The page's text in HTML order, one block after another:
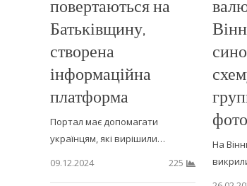
повертаються на
Батьківщину,
створена
інформаційна
платформа
Портал має допомагати
українцям, які вирішили…
09.12.2024
225
фото
На